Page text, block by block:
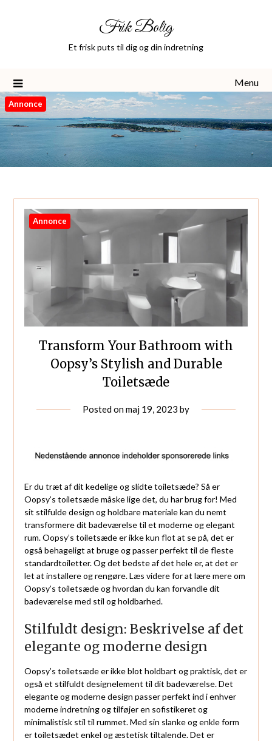
Frik Bolig
Et frisk puts til dig og din indretning
Menu
Annonce
Annonce
Transform Your Bathroom with
Oopsy’s Stylish and Durable
Toiletsæde
Posted onmaj 19, 2023 by
Er du træt af dit kedelige og slidte toiletsæde? Så er
Oopsy’s toiletsæde måske lige det, du har brug for! Med
sit stilfulde design og holdbare materiale kan du nemt
transformere dit badeværelse til et moderne og elegant
rum. Oopsy’s toiletsæde er ikke kun flot at se på, det er
også behageligt at bruge og passer perfekt til de fleste
standardtoiletter. Og det bedste af det hele er, at det er
let at installere og rengøre. Læs videre for at lære mere om
Oopsy’s toiletsæde og hvordan du kan forvandle dit
badeværelse med stil og holdbarhed.
Stilfuldt design: Beskrivelse af det
elegante og moderne design
Oopsy’s toiletsæde er ikke blot holdbart og praktisk, det er
også et stilfuldt designelement til dit badeværelse. Det
elegante og moderne design passer perfekt ind i enhver
moderne indretning og tilføjer en sofistikeret og
minimalistisk stil til rummet. Med sin slanke og enkle form
er toiletsædet enkel og æstetisk tiltalende. Det er